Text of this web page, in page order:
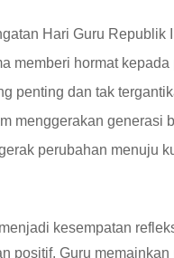
Hari Guru Republik
memberi hormat
penting dan tak
menggerakan generasi
perubahan menuju
kesempatan
positif. Guru